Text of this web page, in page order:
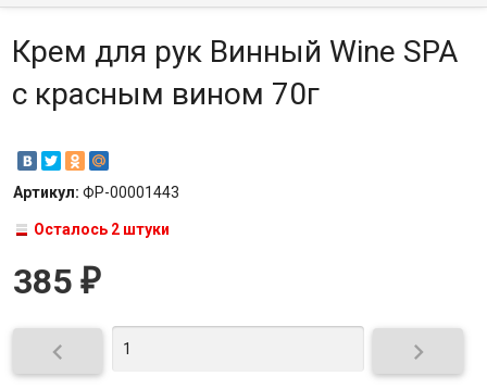
Крем для рук Винный Wine SPA
с красным вином 70г
Артикул: ФР-00001443
Осталось 2 штуки
385 ₽
 